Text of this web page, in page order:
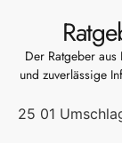
Der Ratgeber
und zuverlässige
25 01